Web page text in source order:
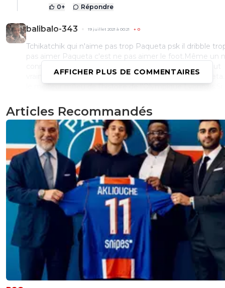
0+ Répondre
balibalo-343 19 juillet 2021 à 00:21 + 0
Tchikatchik qui n'aime pas trop Paqueta psk il dribble
pas aimer Paqueta c'est ne pas aimer le foot.Même un
vraiment être très con pour trouver a redire sur
le meilleur milieu de l'histoire de l'Olympique Lyonnais.Si
prie pour que Bosz le mette en MO avec Adelaide en
0+ Répondre
ryoma 19 juillet 2021 à 7:15 +0
Wooo tu t’enflamme un peu. Paqueta il lui reste
tout à prouver tant à Lyon qu’à sa carrière. On a
l’impression que tu parles du Zidane de Madrid
anderson, lisandro Essien, tiago, Diarra, ou même
govou ou un cris on beaucoup plus apporter que
paqueta actuellement. A voir dans le futur
Répondre
balibalo-343 19 juillet 2021 à 16:51
Non je m'enflamme pas , juninho dans le jeu
Paqueta.Juninho c'est grâce a ces magnifique
AFFICHER PLUS DE COMMENTAIRES
Articles Recommandés